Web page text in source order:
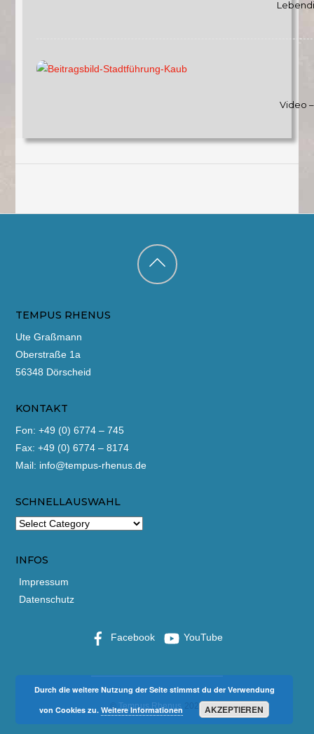
Video
Back
TEMPUS RHENUS
Ute Graßmann
Oberstraße 1a
56348 Dörscheid
KONTAKT
Fon: +49 (0) 6774 – 745
Fax: +49 (0) 6774 – 8174
Mail: info@tempus-rhenus.de
SCHNELLAUSWAHL
INFOS
Impressum
Datenschutz
Facebook YouTube
© Tempus Rhenus 2026
Durch die weitere Nutzung der Seite stimmst du der Verwendung
von Cookies zu.Weitere Informationen AKZEPTIEREN